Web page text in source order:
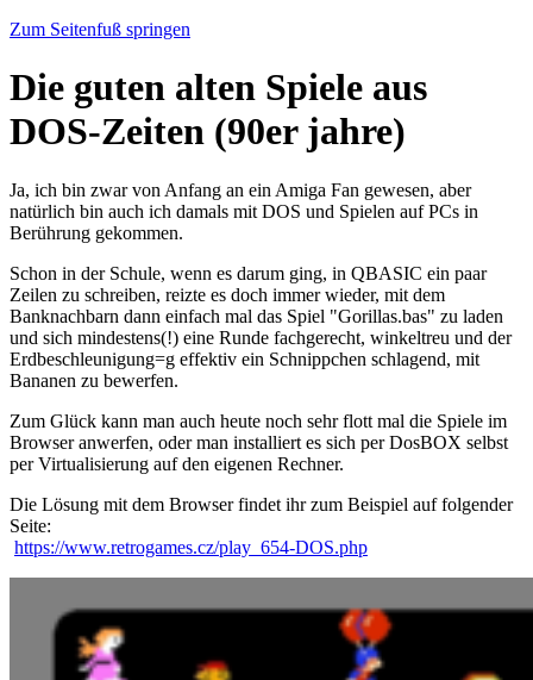
Zum Seitenfuß springen
Die guten alten Spiele aus
DOS-Zeiten (90er jahre)
Ja, ich bin zwar von Anfang an ein Amiga Fan gewesen, aber
natürlich bin auch ich damals mit DOS und Spielen auf PCs in
Berührung gekommen.
Schon in der Schule, wenn es darum ging, in QBASIC ein paar
Zeilen zu schreiben, reizte es doch immer wieder, mit dem
Banknachbarn dann einfach mal das Spiel "Gorillas.bas" zu laden
und sich mindestens(!) eine Runde fachgerecht, winkeltreu und der
Erdbeschleunigung=g effektiv ein Schnippchen schlagend, mit
Bananen zu bewerfen.
Zum Glück kann man auch heute noch sehr flott mal die Spiele im
Browser anwerfen, oder man installiert es sich per DosBOX selbst
per Virtualisierung auf den eigenen Rechner.
Die Lösung mit dem Browser findet ihr zum Beispiel auf folgender
Seite:
https://www.retrogames.cz/play_654-DOS.php